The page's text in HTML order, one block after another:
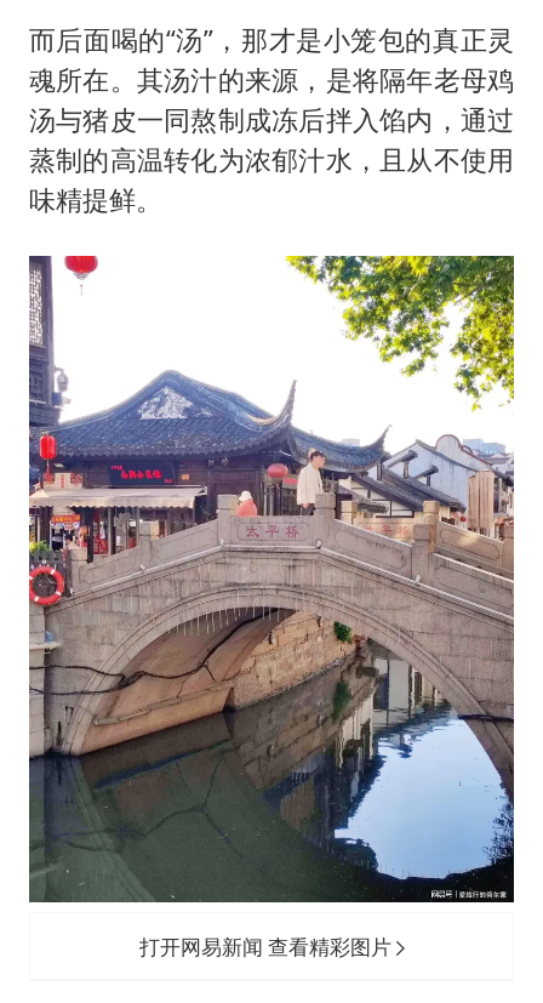
而后面喝的“汤”，那才是小笼包的真正灵
魂所在。其汤汁的来源，是将隔年老母鸡
汤与猪皮一同熬制成冻后拌入馅内，通过
蒸制的高温转化为浓郁汁水，且从不使用
味精提鲜。
打开网易新闻 查看精彩图片